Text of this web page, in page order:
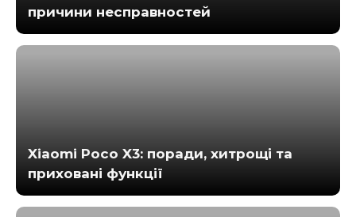
причини несправностей
Xiaomi Poco X3: поради, хитрощі та
приховані функції